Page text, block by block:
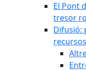
El Pont
tresor
Difusió: